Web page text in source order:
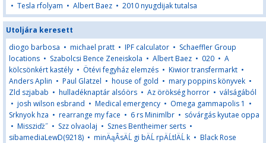
• Tesla rfolyam • Albert Baez • 2010 nyugdijak tutalsa
Utoljára keresett
diogo barbosa • michael pratt • IPF calculator • Schaeffler Group
locations • Szabolcsi Bence Zeneiskola • Albert Baez • 020 • A
kölcsönkért kastély • Ötévi fegyház elemzés • Kiwior transfermarkt •
Anders Aplin • Paul Glatzel • house of gold • mary poppins könyvek •
Zld szjabab • hulladéknaptár alsóörs • Az örökség horror • válságából
• josh wilson esbrand • Medical emergency • Omega gammapolis 1 •
Srknyok hza • rearrange my face • 6 rs Minimlbr • sóvárgás kyutae oppa
• Missziďż˝ • Szz olvaolaj • Sznes Bentheimer serts •
sibamediaLewD(9218) • minÄąÂsÄĹ gi bÄĹ rpÄĹtlÄĹ k • Black Rose